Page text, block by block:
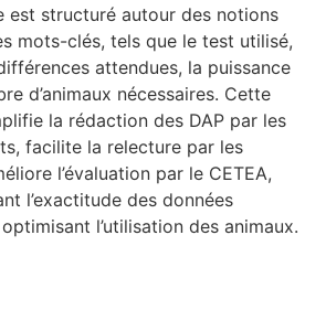
est structuré autour des notions
mots-clés, tels que le test utilisé,
attendues, la puissance
d’animaux nécessaires. Cette
la rédaction des DAP par les
facilite la relecture par les
l’évaluation par le CETEA,
l’exactitude des données
l’utilisation des animaux.